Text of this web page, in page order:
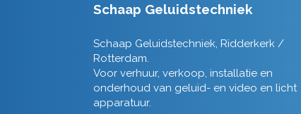
Schaap Geluidstechniek
Schaap Geluidstechniek, Ridderkerk /
Rotterdam.
Voor verhuur, verkoop, installatie en
onderhoud van geluid- en video en licht
apparatuur.